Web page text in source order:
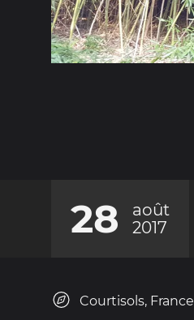
28
août
2017
Courtisols, France